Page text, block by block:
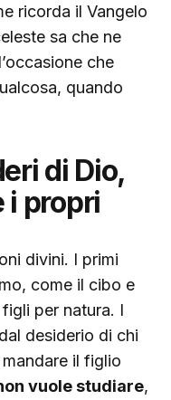
ricorda il Vangelo
sa che ne
che
quando
di Dio,
i propri
divini. I primi
come il cibo e
per natura. I
desiderio di chi
il figlio
vuole studiare,